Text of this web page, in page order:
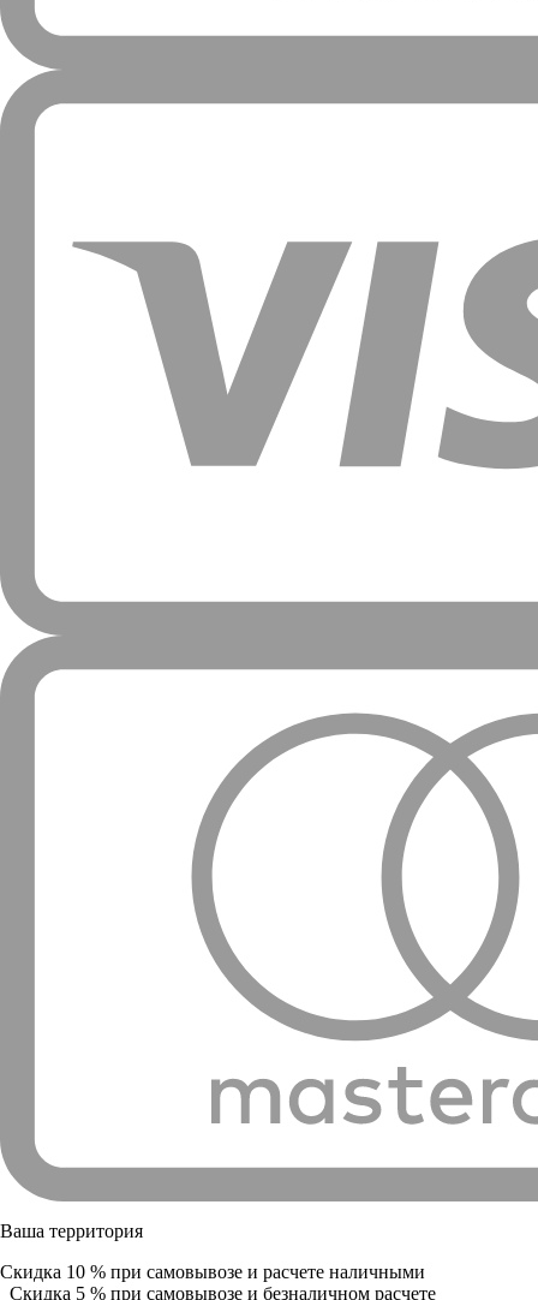
Ваша территория
Скидка 10 % при самовывозе и расчете наличными
Скидка 5 % при самовывозе и безналичном расчете